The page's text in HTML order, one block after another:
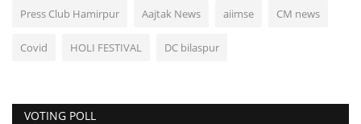
Press Club Hamirpur Aajtak News aiimse CM news
Covid HOLI FESTIVAL DC bilaspur
VOTING POLL